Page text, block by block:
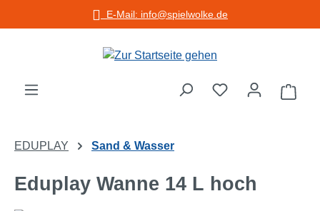
Zum Hauptinhalt springenE-Mail: info@spielwolke.de
EDUPLAY Sand & Wasser
Eduplay Wanne 14 L hoch